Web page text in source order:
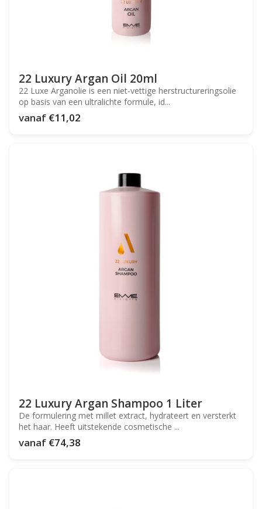
22 Luxury Argan Oil 20ml
22 Luxe Arganolie is een niet-vettige herstructureringsolie
op basis van een ultralichte formule, id...
vanaf €11,02
22 Luxury Argan Shampoo 1 Liter
De formulering met millet extract, hydrateert en versterkt
het haar. Heeft uitstekende cosmetische ...
vanaf €74,38